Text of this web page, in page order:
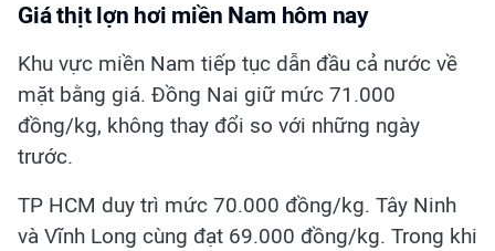
Giá thịt lợn hơi miền Nam hôm nay
Khu vực miền Nam tiếp tục dẫn đầu cả nước về
mặt bằng giá. Đồng Nai giữ mức 71.000
đồng/kg, không thay đổi so với những ngày
trước.
TP HCM duy trì mức 70.000 đồng/kg. Tây Ninh
và Vĩnh Long cùng đạt 69.000 đồng/kg. Trong khi